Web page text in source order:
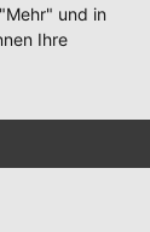
Außerdem
bei der
und in
Ihre